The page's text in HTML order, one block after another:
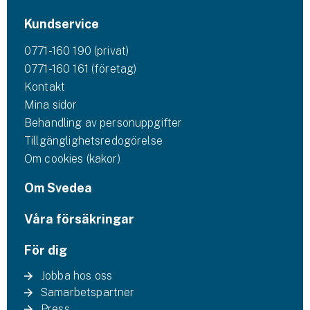
Bilförsäkring för företag
Släpvagnsförsäkring
Drönarförsäkring
För förmedlare
Gruppförsäkringar
Kommunolycksfall
Försäkring via förmedlare
Se alla försäkringar
Kundservice
0771-160 190 (privat)
0771-160 161 (företag)
Kontakt
Mina sidor
Behandling av personuppgifter
Tillgänglighetsredogörelse
Om cookies (kakor)
Om Svedea
Våra försäkringar
För dig
Jobba hos oss
Samarbetspartner